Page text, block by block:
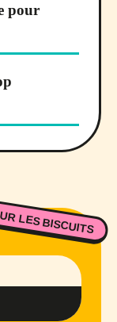
pour
LES BISCUITS